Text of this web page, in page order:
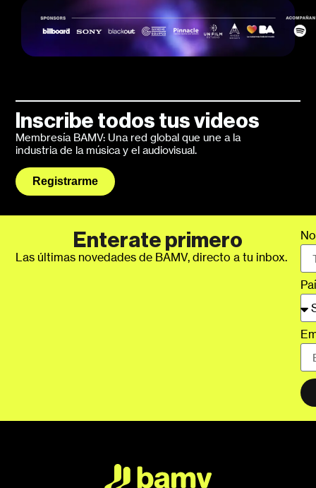
Inscribe todos tus videos
Membresía BAMV: Una red global que une a la
industria de la música y el audiovisual.
Registrarme
Enterate primero
Las últimas novedades de BAMV, directo a tu inbox.